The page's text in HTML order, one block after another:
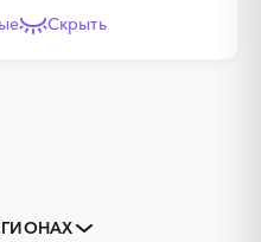
Скрыть